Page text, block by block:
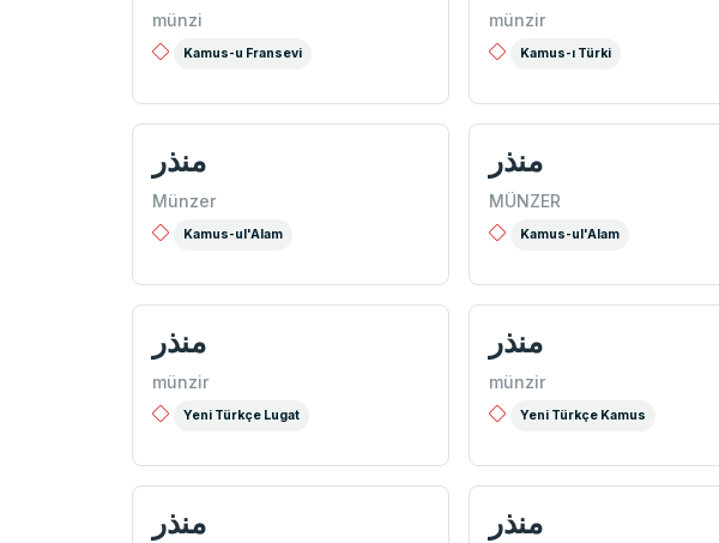
münzi
Kamus-u Fransevi
münzir
Kamus-ı Türki
منذر
Münzer
Kamus-ul'Alam
منذر
MÜNZER
Kamus-ul'Alam
منذر
münzir
Yeni Türkçe Lugat
منذر
münzir
Yeni Türkçe Kamus
منذر منذر